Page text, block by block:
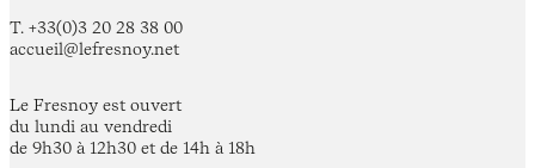
T. +33(0)3 20 28 38 00
accueil@lefresnoy.net
Le Fresnoy est ouvert
du lundi au vendredi
de 9h30 à 12h30 et de 14h à 18h